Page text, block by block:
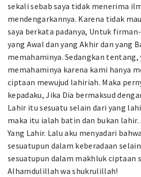
sekali sebab saya tidak menerima
mendengarkannya. Karena tidak
saya berkata padanya, Untuk
yang Awal dan yang Akhir dan yang
memahaminya. Sedangkan tentang,
memahaminya karena kami hanya
ciptaan mewujud lahiriah. Maka
kepadaku, Jika Dia bermaksud
Lahir itu sesuatu selain dari yang
maka itu ialah batin dan bukan lahir.
Yang Lahir. Lalu aku menyadari
sesuatupun dalam keberadaan
sesuatupun dalam makhluk ciptaan
Alhamdulillah wa shukrulillah!